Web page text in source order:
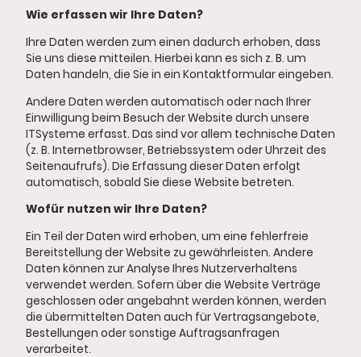
Wie erfassen wir Ihre Daten?
Ihre Daten werden zum einen dadurch erhoben, dass
Sie uns diese mitteilen. Hierbei kann es sich z. B. um
Daten handeln, die Sie in ein Kontaktformular eingeben.
Andere Daten werden automatisch oder nach Ihrer
Einwilligung beim Besuch der Website durch unsere
ITSysteme erfasst. Das sind vor allem technische Daten
(z. B. Internetbrowser, Betriebssystem oder Uhrzeit des
Seitenaufrufs). Die Erfassung dieser Daten erfolgt
automatisch, sobald Sie diese Website betreten.
Wofür nutzen wir Ihre Daten?
Ein Teil der Daten wird erhoben, um eine fehlerfreie
Bereitstellung der Website zu gewährleisten. Andere
Daten können zur Analyse Ihres Nutzerverhaltens
verwendet werden. Sofern über die Website Verträge
geschlossen oder angebahnt werden können, werden
die übermittelten Daten auch für Vertragsangebote,
Bestellungen oder sonstige Auftragsanfragen
verarbeitet.